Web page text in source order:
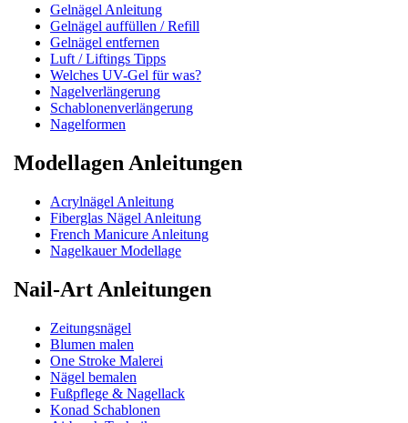
Gelnägel Anleitung
Gelnägel auffüllen / Refill
Gelnägel entfernen
Luft / Liftings Tipps
Welches UV-Gel für was?
Nagelverlängerung
Schablonenverlängerung
Nagelformen
Modellagen Anleitungen
Acrylnägel Anleitung
Fiberglas Nägel Anleitung
French Manicure Anleitung
Nagelkauer Modellage
Nail-Art Anleitungen
Zeitungsnägel
Blumen malen
One Stroke Malerei
Nägel bemalen
Fußpflege & Nagellack
Konad Schablonen